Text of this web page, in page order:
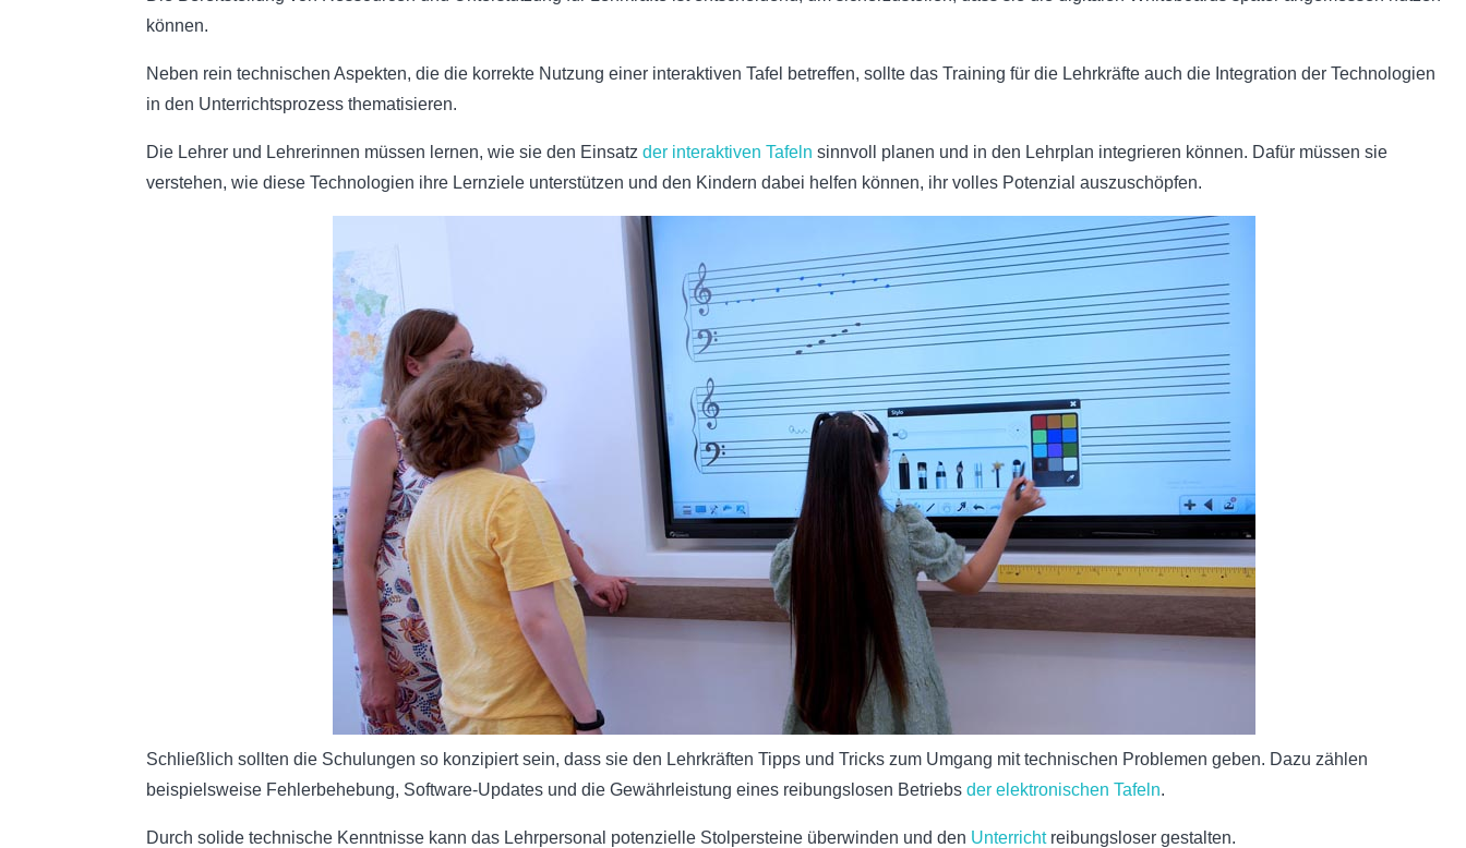
können.
Neben rein technischen Aspekten, die die korrekte Nutzung einer interaktiven Tafel betreffen, sollte das Training für die Lehrkräfte auch die Integration der Technologien
in den Unterrichtsprozess thematisieren.
Die Lehrer und Lehrerinnen müssen lernen, wie sie den Einsatzder interaktiven Tafeln sinnvoll planen und in den Lehrplan integrieren können. Dafür müssen sie
verstehen, wie diese Technologien ihre Lernziele unterstützen und den Kindern dabei helfen können, ihr volles Potenzial auszuschöpfen.
Schließlich sollten die Schulungen so konzipiert sein, dass sie den Lehrkräften Tipps und Tricks zum Umgang mit technischen Problemen geben. Dazu zählen
beispielsweise Fehlerbehebung, Software-Updates und die Gewährleistung eines reibungslosen Betriebsder elektronischen Tafeln.
Durch solide technische Kenntnisse kann das Lehrpersonal potenzielle Stolpersteine überwinden und den Unterrichtreibungsloser gestalten.